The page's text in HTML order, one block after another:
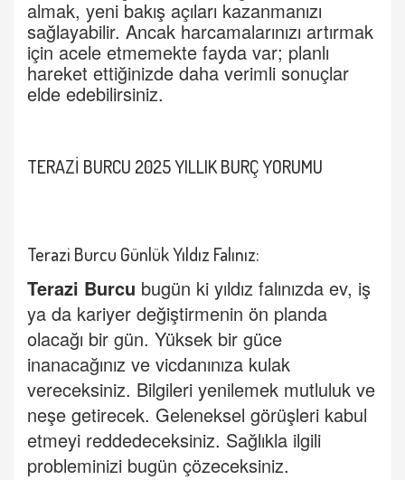
almak, yeni bakış açıları kazanmanızı
sağlayabilir. Ancak harcamalarınızı artırmak
için acele etmemekte fayda var; planlı
hareket ettiğinizde daha verimli sonuçlar
elde edebilirsiniz.
TERAZİ BURCU 2025 YILLIK BURÇYORUMU
Terazi Burcu Günlük Yıldız Falınız:
Terazi Burcu bugün ki yıldız falınızda ev, iş
ya da kariyer değiştirmenin ön planda
olacağı bir gün. Yüksek bir güce
inanacağınız ve vicdanınıza kulak
vereceksiniz. Bilgileri yenilemek mutluluk ve
neşe getirecek. Geleneksel görüşleri kabul
etmeyi reddedeceksiniz. Sağlıkla ilgili
probleminizi bugün çözeceksiniz.